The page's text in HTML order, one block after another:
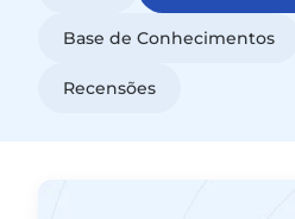
Base de Conhecimentos
Recensões